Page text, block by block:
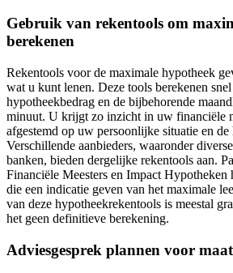
Gebruik van rekentools om
berekenen
Rekentools voor de maximale hypotheek
wat u kunt lenen. Deze tools berekenen
hypotheekbedrag en de bijbehorende
minuut. U krijgt zo inzicht in uw financiële
afgestemd op uw persoonlijke situatie en de
Verschillende aanbieders, waaronder
banken, bieden dergelijke rekentools aan.
Financiële Meesters en Impact Hypotheken
die een indicatie geven van het maximale
van deze hypotheekrekentools is meestal
het geen definitieve berekening.
Adviesgesprek plannen voor